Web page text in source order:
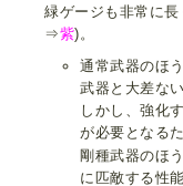
緑ゲージも非常に長
⇒紫)。
通常武器のほ
武器と大差な
しかし、強化
が必要となる
剛種武器のほ
に匹敵する性